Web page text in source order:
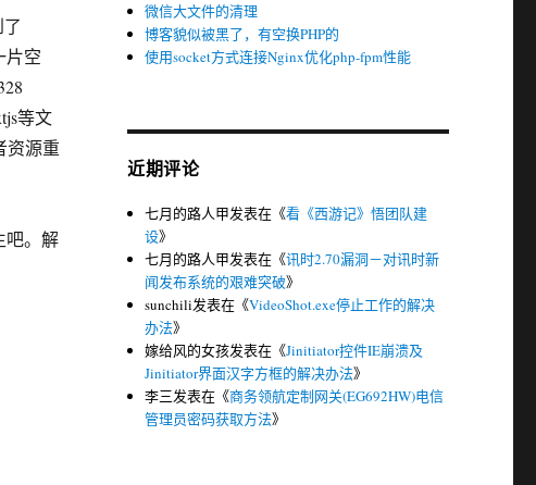
片空
等文
资源重
吧。解
微信大文件的清理
博客貌似被黑了，有空换PHP的
使用socket方式连接Nginx优化php-fpm性能
近期评论
七月的路人甲发表在《看《西游记》悟团队建
设》
七月的路人甲发表在《讯时2.70漏洞－对讯时新
闻发布系统的艰难突破》
sunchili发表在《VideoShot.exe停止工作的解决
办法》
嫁给风的女孩发表在《Jinitiator控件IE崩溃及
Jinitiator界面汉字方框的解决办法》
李三发表在《商务领航定制网关(EG692HW)电信
管理员密码获取方法》